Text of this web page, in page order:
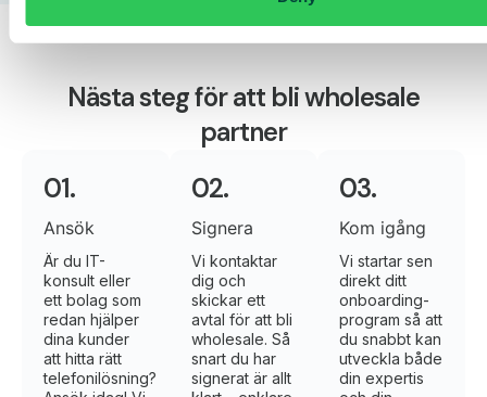
Nästa steg för att bli wholesale
partner
01.
Ansök​
Är du IT-
konsult eller
ett bolag som
redan hjälper
dina kunder
att hitta rätt
telefonilösning?
02.
Signera
Vi kontaktar
dig och
skickar ett
avtal för att bli
wholesale. Så
snart du har
signerat är allt
03.
Kom igång
Vi startar sen
direkt ditt
onboarding-
program så att
du snabbt kan
utveckla både
din expertis